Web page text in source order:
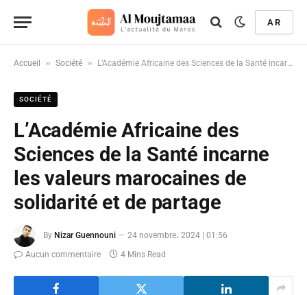
AR
Accueil » Société » L’Académie Africaine des Sciences de la Santé incarne les valeurs marocaines de solidarité et de partage
SOCIÉTÉ
L’Académie Africaine des
Sciences de la Santé incarne
les valeurs marocaines de
solidarité et de partage
By Nizar Guennouni
24 novembre، 2024 | 01:56
Aucun commentaire
4 Mins Read